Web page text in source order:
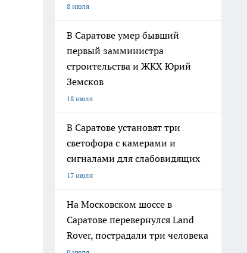
8 июля
В Саратове умер бывший
первый замминистра
строительства и ЖКХ Юрий
Земсков
18 июля
В Саратове установят три
светофора с камерами и
сигналами для слабовидящих
17 июля
На Московском шоссе в
Саратове перевернулся Land
Rover, пострадали три человека